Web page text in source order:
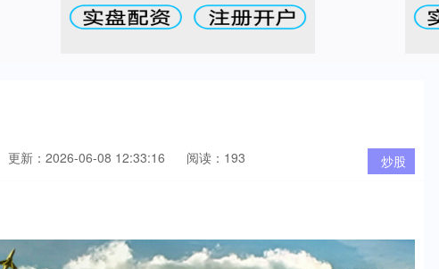
炒股
更新：2026-06-08 12:33:16 阅读：193